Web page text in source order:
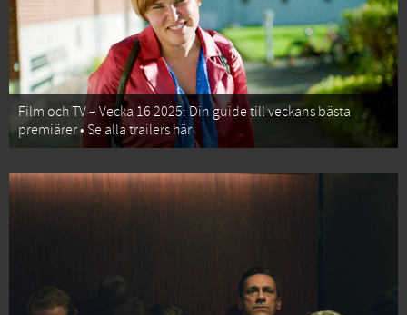
Film och TV – Vecka 16 2025: Din guide till veckans bästa
premiärer • Se alla trailers här